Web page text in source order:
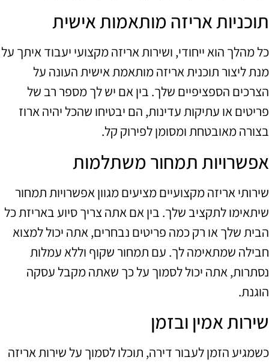
תוכניות אריזה מותאמות אישית
כל מהלך הוא ייחודי, ושירות אריזה מקצועי יעבוד איתך על
מנת ליצור תוכנית אריזה מותאמת אישית העונה על
הצרכים הספציפיים שלך. בין אם יש לך מספר רב של
פריטים או עתיקות עדינות, הם יבטיחו שהכל יהיה ארוז
בצורה מאובטחת ומסומן לפירוק קל.
אפשרויות תמחור משתלמות
שירותי אריזה מקצועיים מציעים מגוון אפשרויות תמחור
שיתאימו לתקציב שלך. בין אם אתה צריך סיוע באריזת כל
הבית שלך או רק כמה פריטים נבחרים, אתה יכול למצוא
חבילה שמתאימה לך. עם תמחור שקוף וללא עמלות
נסתרות, אתה יכול לסמוך על כך שאתה מקבל עסקה
הוגנת.
שירות אמין ובזמן
כשמגיע הזמן לעבור דירה, תוכלו לסמוך על שירות אריזה